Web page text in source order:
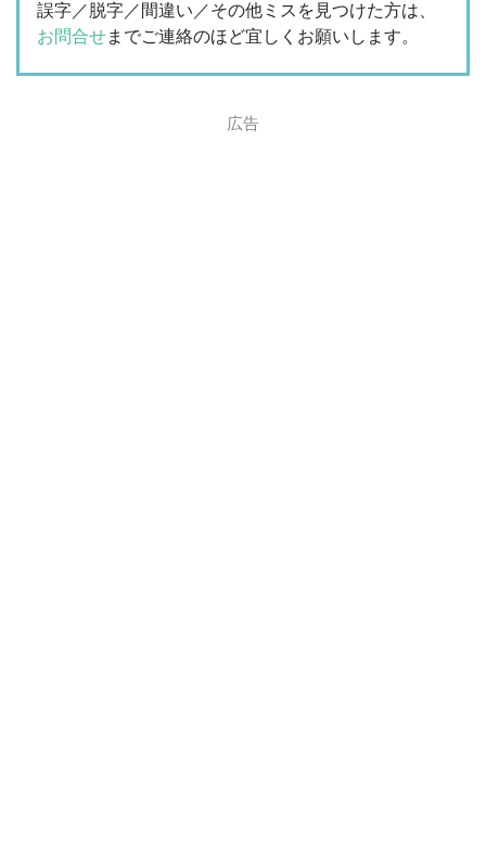
誤字／脱字／間違い／その他ミスを見つけた方は、
お問合せまでご連絡のほど宜しくお願いします。
広告